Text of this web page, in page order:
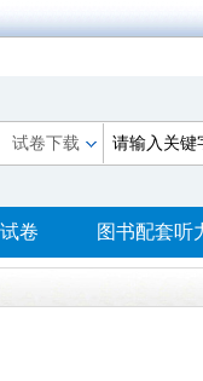
试卷下载
卷 图书配套听